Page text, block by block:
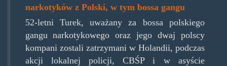
narkotyków z Polski, w tym bossa gangu
52-letni Turek, uważany za bossa polskiego
gangu narkotykowego oraz jego dwaj polscy
kompani zostali zatrzymani w Holandii, podczas
akcji lokalnej policji, CBŚP i w asyście